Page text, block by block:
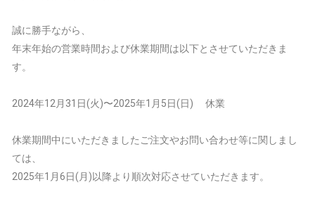
誠に勝手ながら、
年末年始の営業時間および休業期間は以下とさせていただきま
す。
2024年12月31日(火)〜2025年1月5日(日) 休業
休業期間中にいただきましたご注文やお問い合わせ等に関しまし
ては、
2025年1月6日(月)以降より順次対応させていただきます。